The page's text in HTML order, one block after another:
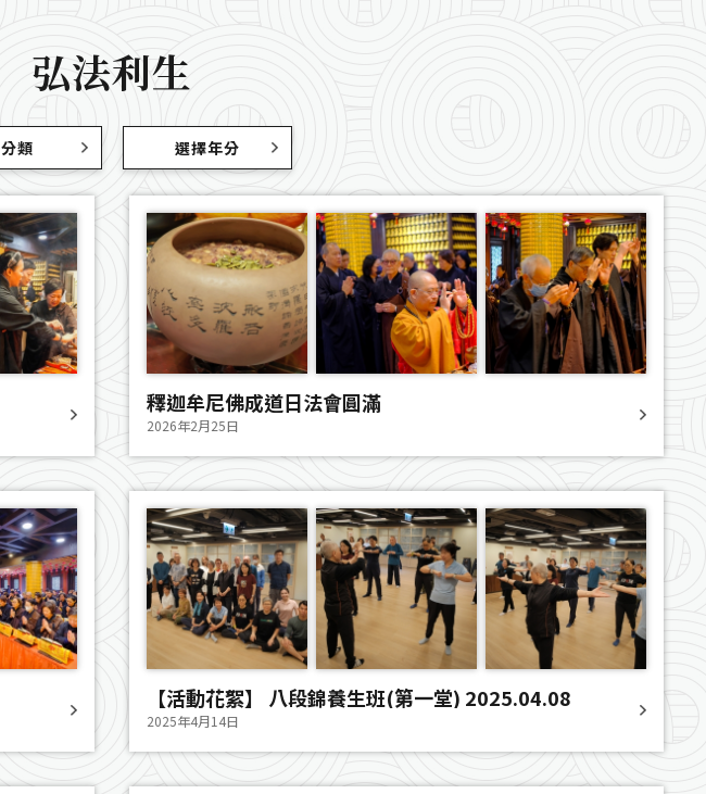
弘法利生
分類 選擇年分
釋迦牟尼佛成道日法會圓滿
2026年2月25日
【活動花絮】 八段錦養生班(第一堂) 2025.04.08
2025年4月14日